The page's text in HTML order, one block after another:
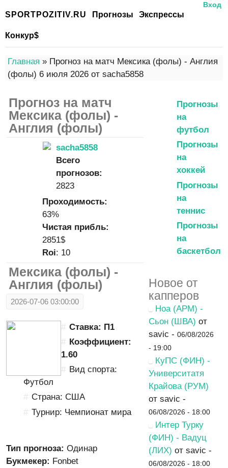
Вход
SPORTPOZITIV.RU Прогнозы Экспрессы
Конкур$
Главная » Прогноз на матч Мексика (фолы) - Англия
(фолы) 6 июля 2026 от sacha5858
Прогноз на матч
Мексика (фолы) -
Англия (фолы)
sacha5858
Всего
прогнозов:
2823
Проходимость:
63%
Чистая прибль:
2851$
Roi: 10
Мексика (фолы) -
Англия (фолы)
2026-07-06 03:00:00
Ставка: П1
Коэффициент:
1.60
Вид спорта:
Футбол
Страна: США
Турнир: Чемпионат мира
Тип прогноза: Одинар
Букмекер: Fonbet
Прогнозы
на
футбол
Прогнозы
на
хоккей
Прогнозы
на
теннис
Прогнозы
на
баскетбол
Новое от
капперов
Ноа (АРМ) -
Сьон (ШВА) от
savic -06/08/2026
- 19:00
КуПС (ФИН) -
Университатя
Крайова (РУМ)
от savic -
06/08/2026 - 18:00
Интер Турку
(ФИН) - Вадуц
(ЛИХ) от savic -
06/08/2026 - 18:00